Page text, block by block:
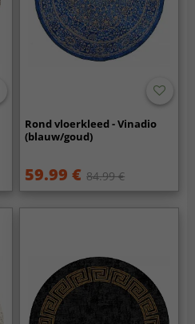
Rond vloerkleed - Vinadio
(blauw/goud)
59.99 € 84.99 €